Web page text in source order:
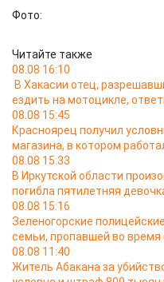
Фото:
Читайте также
08.08 16:10
В Хакасии отец,
ездить на мотоцикле,
08.08 15:45
Красноярец получил
магазина, в котором
08.08 15:33
В Иркутской области
погибла пятилетняя
08.08 15:16
Зеленогорские
семьи, пропавшей во время
08.08 11:40
Житель Абакана за